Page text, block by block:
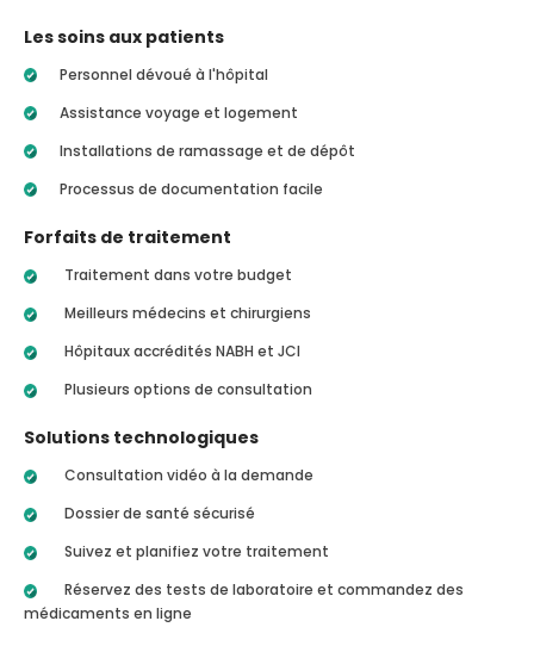
Les soins aux patients
Personnel dévoué à l'hôpital
Assistance voyage et logement
Installations de ramassage et de dépôt
Processus de documentation facile
Forfaits de traitement
Traitement dans votre budget
Meilleurs médecins et chirurgiens
Hôpitaux accrédités NABH et JCI
Plusieurs options de consultation
Solutions technologiques
Consultation vidéo à la demande
Dossier de santé sécurisé
Suivez et planifiez votre traitement
Réservez des tests de laboratoire et commandez des
médicaments en ligne